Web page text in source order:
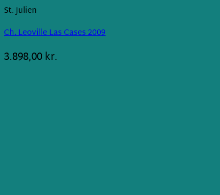
St. Julien
Ch. Leoville Las Cases 2009
3.898,00kr.